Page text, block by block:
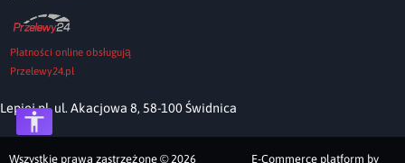
Płatności online obsługują
Przelewy24.pl
Lepiej.pl, ul. Akacjowa 8, 58-100 Świdnica
Wszystkie prawa zastrzeżone © 2026 E-Commerce platform by